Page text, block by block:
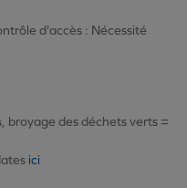
d'accès : Nécessité
broyage des déchets verts =
ici